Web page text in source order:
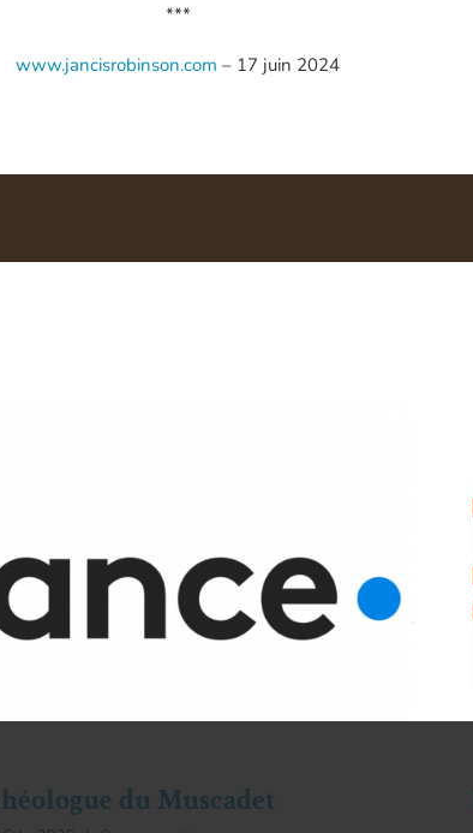
***
www.jancisrobinson.com – 17 juin 2024
du Muscadet